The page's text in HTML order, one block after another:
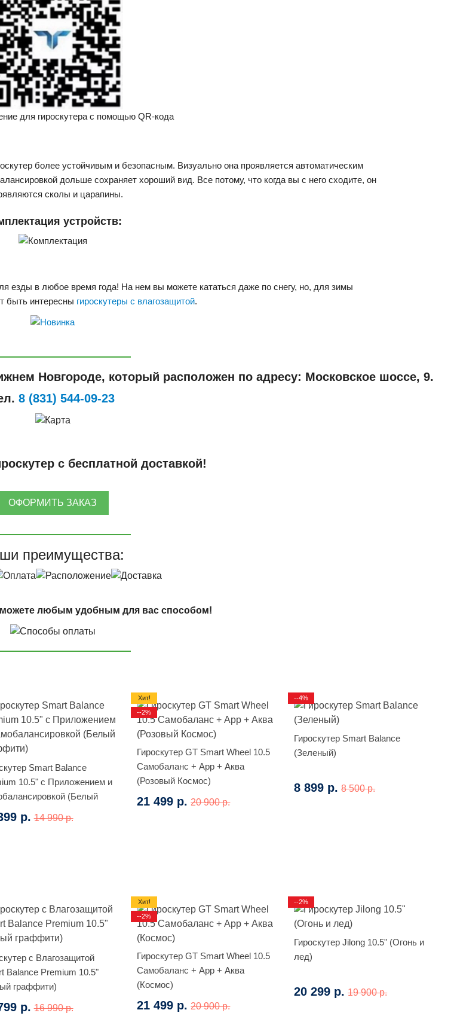
для гироскутера с помощью QR-кода
более устойчивым и безопасным. Визуально она проявляется автоматическим
дольше сохраняет хороший вид. Все потому, что когда вы с него сходите, он
сколы и царапины.
устройств:
езды в любое время года! На нем вы можете кататься даже по снегу, но, для зимы
быть интересны гироскутеры с влагозащитой.
Новгороде, который расположен по адресу: Московское шоссе, 9.
8 (831) 544-09-23
с бесплатной доставкой!
ОФОРМИТЬ ЗАКАЗ
преимущества:
любым удобным для вас способом!
Smart Balance
10.5" с Приложением и
(Белый
р. 14 990 р.
Гироскутер GT Smart Wheel 10.5
Самобаланс + App + Аква
(Розовый Космос)
21 499 р. 20 900 р.
Хит!
--2%
Гироскутер Smart Balance
(Зеленый)
8 899 р. 8 500 р.
--4%
с Влагозащитой
Balance Premium 10.5"
граффити)
р. 16 990 р.
Гироскутер GT Smart Wheel 10.5
Самобаланс + App + Аква
(Космос)
21 499 р. 20 900 р.
Хит!
--2%
Гироскутер Jilong 10.5" (Огонь и
лед)
20 299 р. 19 900 р.
--2%